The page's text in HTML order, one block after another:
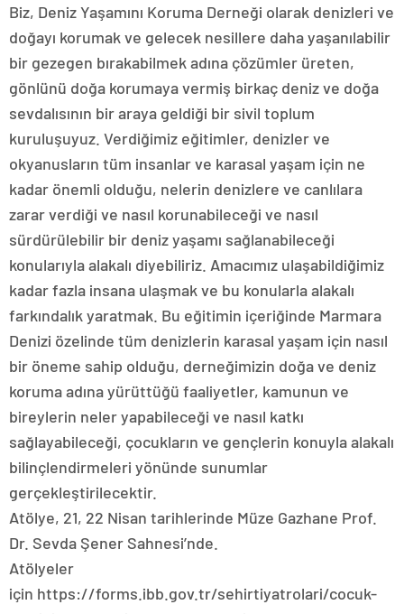
Biz, Deniz Yaşamını Koruma Derneği olarak denizleri ve
doğayı korumak ve gelecek nesillere daha yaşanılabilir
bir gezegen bırakabilmek adına çözümler üreten,
gönlünü doğa korumaya vermiş birkaç deniz ve doğa
sevdalısının bir araya geldiği bir sivil toplum
kuruluşuyuz. Verdiğimiz eğitimler, denizler ve
okyanusların tüm insanlar ve karasal yaşam için ne
kadar önemli olduğu, nelerin denizlere ve canlılara
zarar verdiği ve nasıl korunabileceği ve nasıl
sürdürülebilir bir deniz yaşamı sağlanabileceği
konularıyla alakalı diyebiliriz. Amacımız ulaşabildiğimiz
kadar fazla insana ulaşmak ve bu konularla alakalı
farkındalık yaratmak. Bu eğitimin içeriğinde Marmara
Denizi özelinde tüm denizlerin karasal yaşam için nasıl
bir öneme sahip olduğu, derneğimizin doğa ve deniz
koruma adına yürüttüğü faaliyetler, kamunun ve
bireylerin neler yapabileceği ve nasıl katkı
sağlayabileceği, çocukların ve gençlerin konuyla alakalı
bilinçlendirmeleri yönünde sunumlar
gerçekleştirilecektir.
Atölye, 21, 22 Nisan tarihlerinde Müze Gazhane Prof.
Dr. Sevda Şener Sahnesi’nde.
Atölyeler
için https://forms.ibb.gov.tr/sehirtiyatrolari/cocuk-